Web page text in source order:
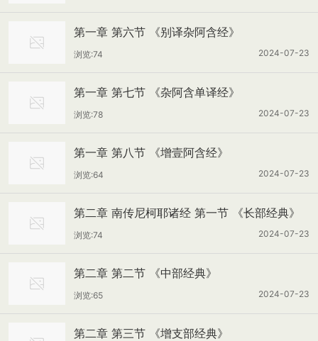
第一章 第六节 《别译杂阿含经》
2024-07-23
浏览:74
第一章 第七节 《杂阿含单译经》
2024-07-23
浏览:78
第一章 第八节 《增壹阿含经》
2024-07-23
浏览:64
第二章 南传尼柯耶诸经 第一节 《长部经典》
2024-07-23
浏览:74
第二章 第二节 《中部经典》
2024-07-23
浏览:65
第二章 第三节 《增支部经典》